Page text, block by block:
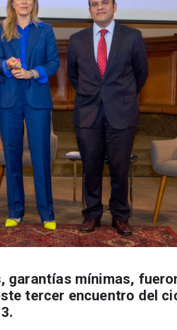
garantías mínimas,
tercer encuentro del